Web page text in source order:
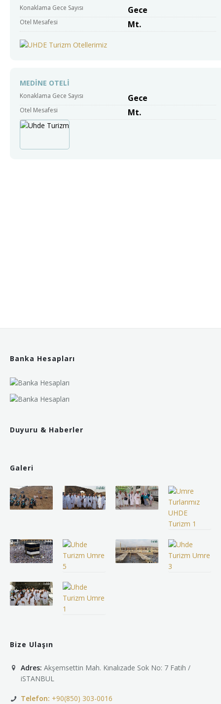
Konaklama Gece Sayısı Gece
Otel Mesafesi Mt.
MEDİNE OTELİ
Konaklama Gece Sayısı Gece
Otel Mesafesi Mt.
Banka Hesapları
Duyuru & Haberler
Galeri
Bize Ulaşın
Adres: Akşemsettin Mah. Kınalızade Sok No: 7 Fatih /
iSTANBUL
Telefon: +90(850) 303-0016